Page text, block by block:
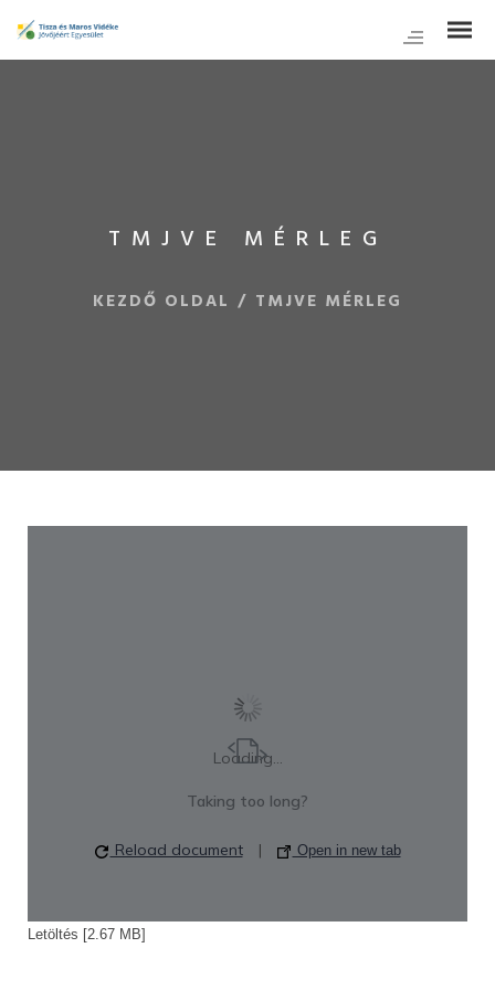
TMJVE MÉRLEG
KEZDŐ OLDAL / TMJVE MÉRLEG
Loading...
Taking too long?
Reload document | Open in new tab
Letöltés [2.67 MB]